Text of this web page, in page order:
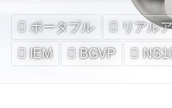
ポータブル リアル
IEM
BGVP